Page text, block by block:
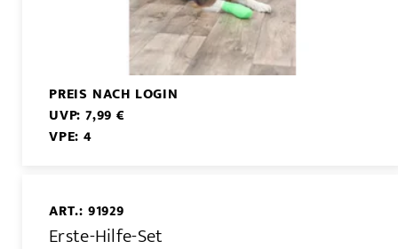
PREIS NACH LOGIN
UVP: 7,99 €
VPE: 4
ART.: 91929
Erste-Hilfe-Set